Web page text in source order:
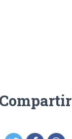
Compartir